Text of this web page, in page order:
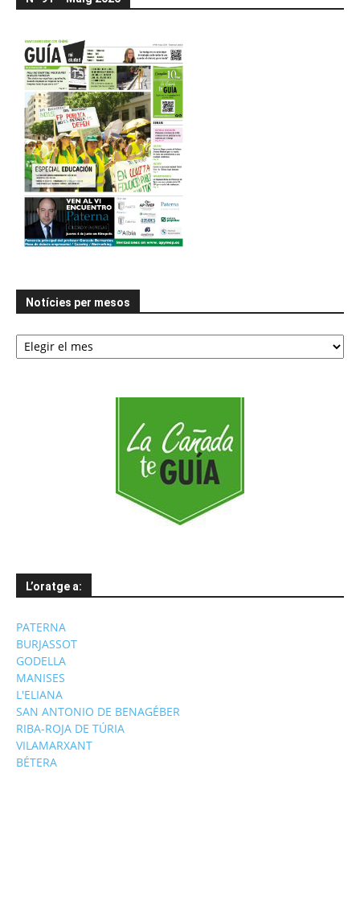
Notícies per mesos
Notícies
per
L’oratge a:
PATERNA
BURJASSOT
GODELLA
MANISES
L'ELIANA
SAN ANTONIO DE BENAGÉBER
RIBA-ROJA DE TÚRIA
VILAMARXANT
BÉTERA